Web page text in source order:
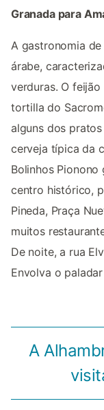
Granada para
A gastronomia
árabe,
verduras. O
tortilla do
alguns dos
cerveja típica da
Bolinhos Pionono
centro histórico,
Pineda, Praça
muitos
De noite, a rua
Envolva o
A